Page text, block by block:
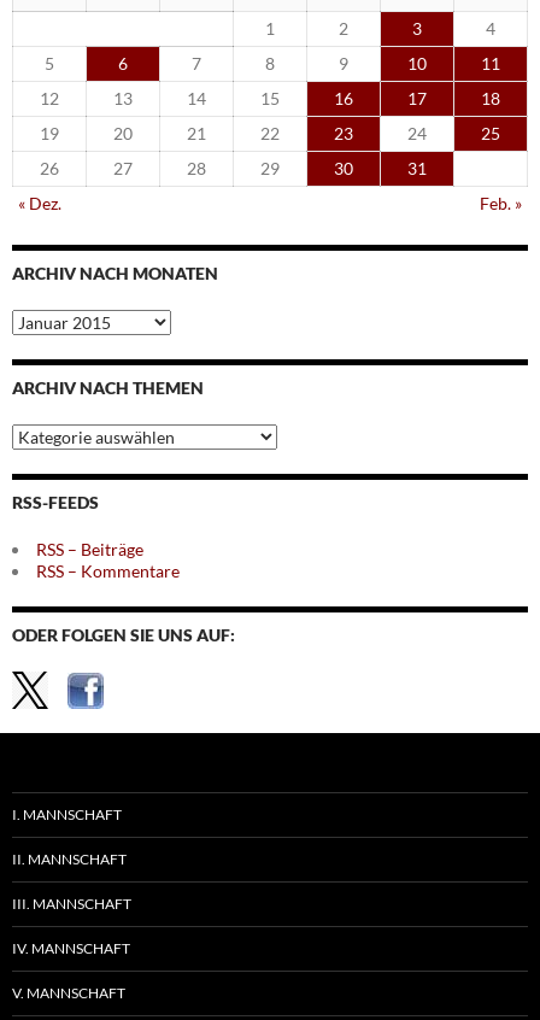
1
2 3
4
5
6 7 8 9 10
11
12
13 14 15 16 17
18
19
20 21 22 23 24
25
26
27 28 29 30
31
« Dez.
Feb. »
ARCHIV NACH MONATEN
Archiv
nach
Monaten
ARCHIV NACH THEMEN
Archiv
nach
Themen
RSS-FEEDS
RSS – Beiträge
RSS – Kommentare
ODER FOLGEN SIE UNS AUF:
I. MANNSCHAFT
II. MANNSCHAFT
III. MANNSCHAFT
IV. MANNSCHAFT
V. MANNSCHAFT